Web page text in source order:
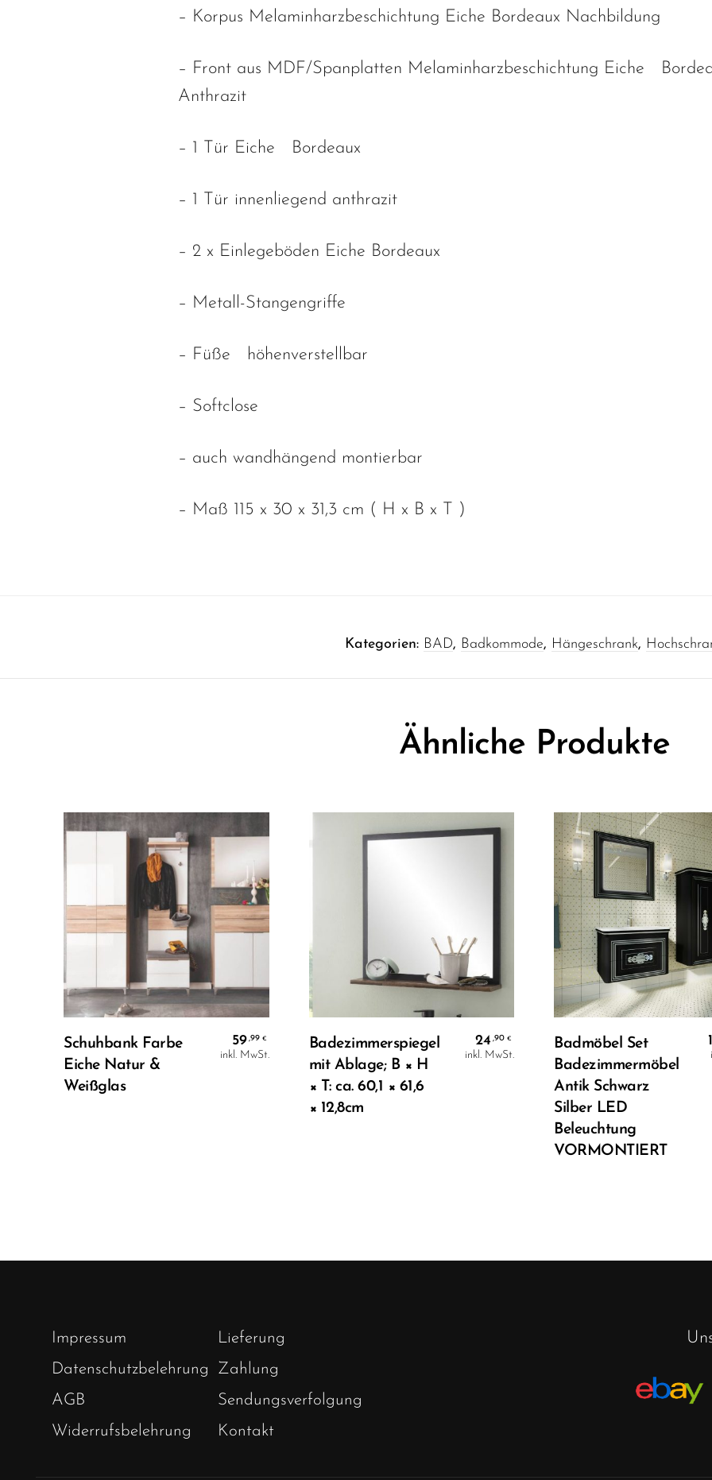
– Korpus Melaminharzbeschichtung Eiche Bordeaux Nachbildung
– Front aus MDF/Spanplatten Melaminharzbeschichtung Eiche
Anthrazit
– 1 Tür Eiche Bordeaux
– 1 Tür innenliegend anthrazit
– 2 x Einlegeböden Eiche Bordeaux
– Metall-Stangengriffe
– Füße höhenverstellbar
– Softclose
– auch wandhängend montierbar
– Maß 115 x 30 x 31,3 cm ( H x B x T )
Kategorien: BAD, Badkommode, Hängeschrank,
Ähnliche Produkte
In Den Warenkorb
Schuhbank Farbe
Eiche Natur &
Weißglas
59,99 €
inkl. MwSt.
In Den Warenkorb
Badezimmerspiegel
mit Ablage; B × H
× T: ca. 60,1 × 61,6
× 12,8cm
24,90 €
inkl. MwSt.
In Den Warenkorb
Badmöbel Set
Badezimmermöbel
Antik Schwarz
Silber LED
Beleuchtung
VORMONTIERT
Impressum
Datenschutzbelehrung
AGB
Widerrufsbelehrung
Lieferung
Zahlung
Sendungsverfolgung
Kontakt